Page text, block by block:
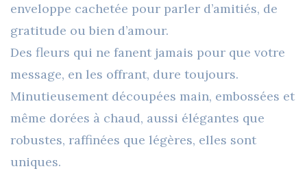
enveloppe cachetée pour parler d’amitiés, de
gratitude ou bien d’amour.
Des fleurs qui ne fanent jamais pour que votre
message, en les offrant, dure toujours.
Minutieusement découpées main, embossées et
même dorées à chaud, aussi élégantes que
robustes, raffinées que légères, elles sont
uniques.